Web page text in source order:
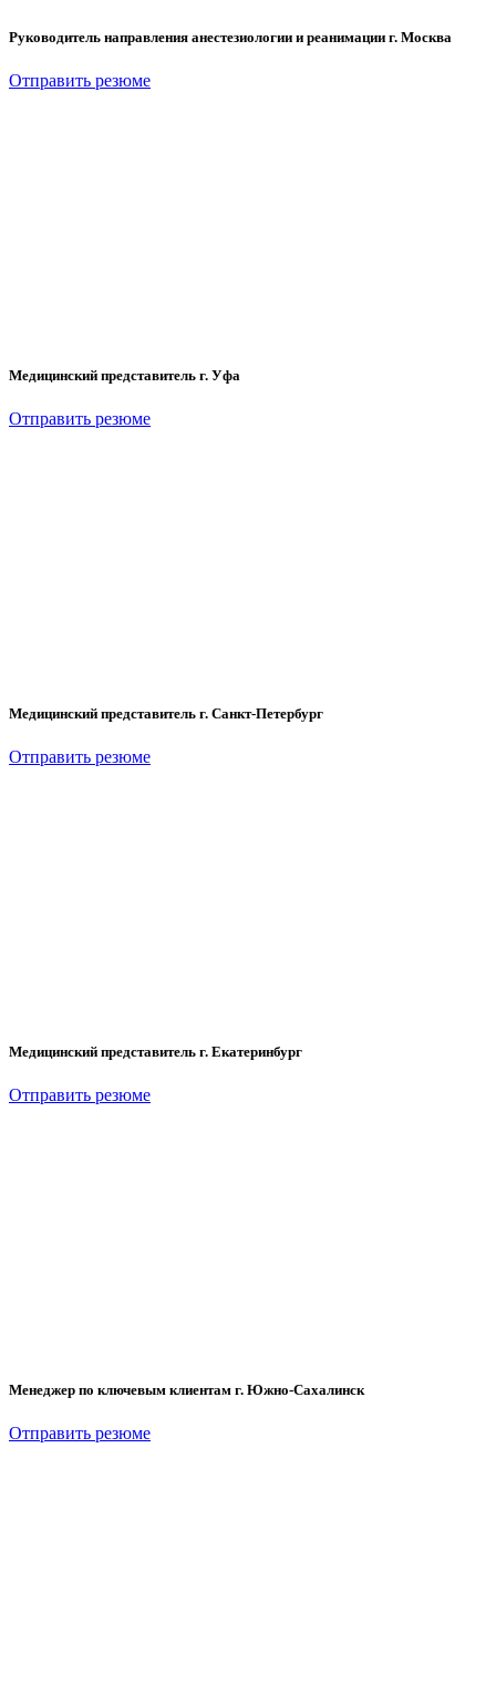
Руководитель направления анестезиологии и реанимации г. Москва
Отправить резюме
Медицинский представитель г. Уфа
Отправить резюме
Медицинский представитель г. Санкт-Петербург
Отправить резюме
Медицинский представитель г. Екатеринбург
Отправить резюме
Менеджер по ключевым клиентам г. Южно-Сахалинск
Отправить резюме